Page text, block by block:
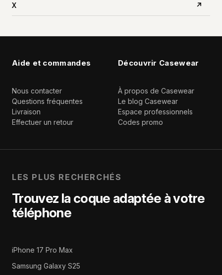
X ↗
Aide et commandes
Nous contacter
Questions fréquentes
Livraison
Effectuer un retour
Découvrir Casewear
À propos de Casewear
Le blog Casewear
Espace professionnels
Codes promo
LES PLUS RECHERCHÉS
Trouvez la coque adaptée à votre
téléphone
iPhone 17 Pro Max
Samsung Galaxy S25